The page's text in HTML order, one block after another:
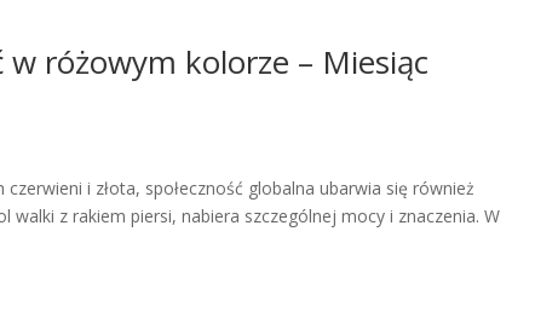
różowym kolorze – Miesiąc
i złota, społeczność globalna ubarwia się również
z rakiem piersi, nabiera szczególnej mocy i znaczenia. W